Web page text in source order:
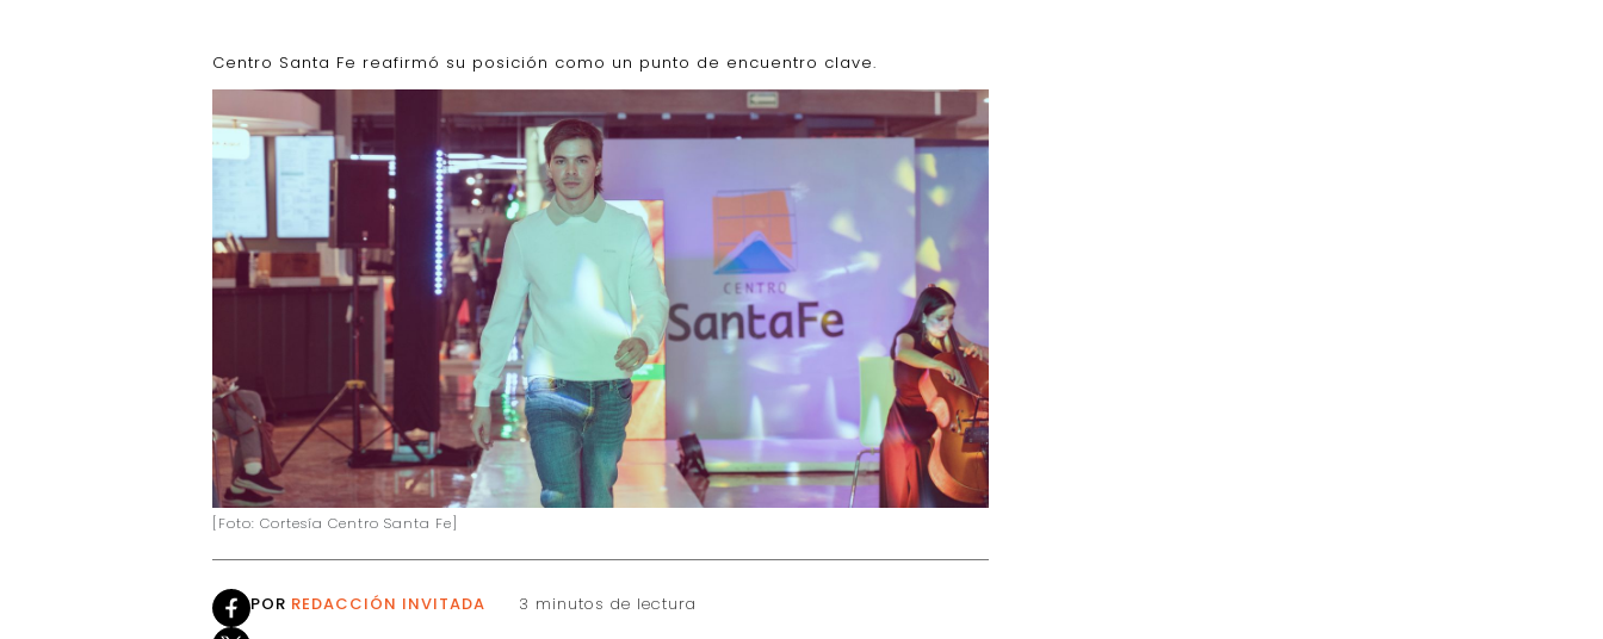
Centro Santa Fe reafirmó su posición como un punto de encuentro clave.
[Foto: Cortesía Centro Santa Fe]
POR REDACCIÓN INVITADA 3 minutos de lectura